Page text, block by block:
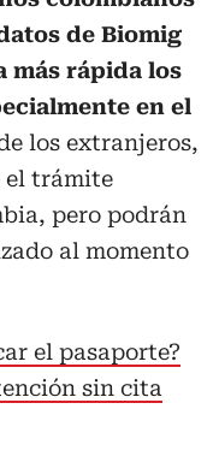
de Biomig
más rápida los
en el
los extranjeros,
el trámite
pero podrán
al momento
el pasaporte?
sin cita